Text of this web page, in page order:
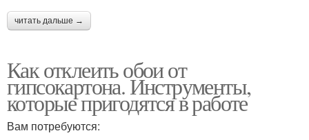
читать дальше →
Как отклеить обои от
гипсокартона. Инструменты,
которые пригодятся в работе
Вам потребуются: